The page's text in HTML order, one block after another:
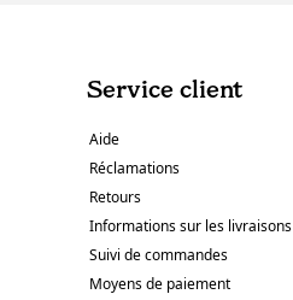
Service client
Aide
Réclamations
Retours
Informations sur les livraisons
Suivi de commandes
Moyens de paiement